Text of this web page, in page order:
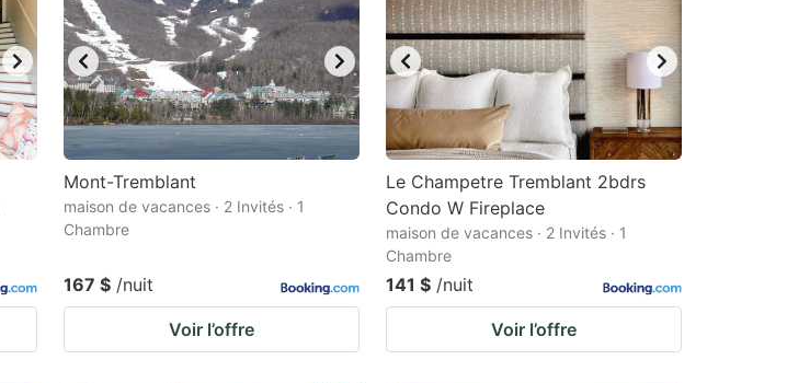
Mont-Tremblant
maison de vacances · 2 Invités · 1
Chambre
167 $ /nuit
Voir l’offre
Le Champetre Tremblant 2bdrs
Condo W Fireplace
maison de vacances · 2 Invités · 1
Chambre
141 $ /nuit
Voir l’offre